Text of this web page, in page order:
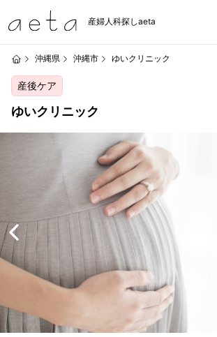
産婦人科探しaeta
沖縄県 沖縄市 ゆいクリニック
産後ケア
ゆいクリニック